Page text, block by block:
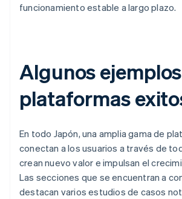
funcionamiento estable a largo plazo.
Algunos
plataformas
En todo Japón, una amplia gama de
conectan a los usuarios a través de
crean nuevo valor e impulsan el
Las secciones que se encuentran a
destacan varios estudios de casos